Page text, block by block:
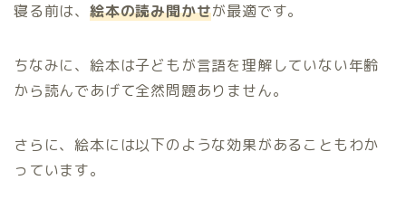
寝る前は、 絵本の読み聞かせが最適です。
ちなみに、絵本は子どもが言語を理解していない年齢
から読んであげて全然問題ありません。
さらに、絵本には以下のような効果があることもわか
っています。